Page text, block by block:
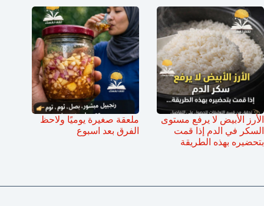
الأرز الأبيض لا يرفع مستوى
السكر في الدم إذا قمت
بتحضيره بهذه الطريقة
ملعقة صغيرة يوميًا ولاحظ
الفرق بعد اسبوع